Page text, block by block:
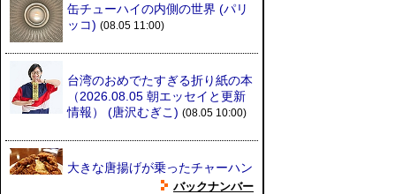
缶チューハイの内側の世界 (パリ
ッコ) (08.05 11:00)
台湾のおめでたすぎる折り紙の本
（2026.08.05 朝エッセイと更新
情報）
(唐沢むぎこ) (08.05 10:00)
大きな唐揚げが乗ったチャーハン
～チャーハン部活動報告（傑作
バックナンバー